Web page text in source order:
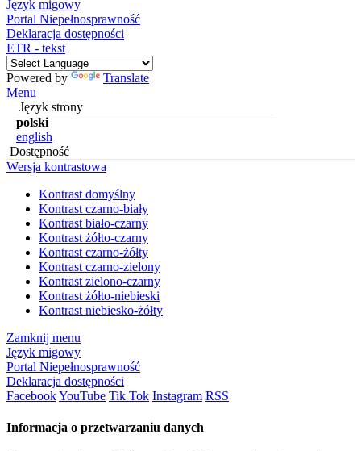
Język migowy
Portal Niepełnosprawność
Deklaracja dostępności
ETR - tekst
Powered by
Translate
Menu
Język strony
polski
english
Dostępność
Wersja kontrastowa
Kontrast domyślny
Kontrast czarno-biały
Kontrast biało-czarny
Kontrast żółto-czarny
Kontrast czarno-żółty
Kontrast czarno-zielony
Kontrast zielono-czarny
Kontrast żółto-niebieski
Kontrast niebiesko-żółty
Zamknij menu
Język migowy
Portal Niepełnosprawność
Deklaracja dostępności
FacebookYouTube Tik Tok Instagram RSS
Informacja o przetwarzaniu danych